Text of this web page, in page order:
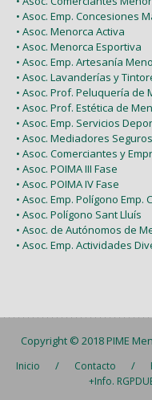
• Asoc. Emp. Concesiones
• Asoc. Menorca Activa
• Asoc. Menorca Esportiva
• Asoc. Emp. Artesanía
• Asoc. Lavanderías y
• Asoc. Prof. Peluquería de
• Asoc. Prof. Estética de
• Asoc. Emp. Servicios
• Asoc. Mediadores
• Asoc. Comerciantes y
• Asoc. POIMA III Fase
• Asoc. POIMA IV Fase
• Asoc. Emp. Polígono Emp.
• Asoc. Polígono Sant Lluís
• Asoc. de Autónomos de
• Asoc. Emp. Actividades
Copyright © 2018PIME
Inicio / Contacto /
+Info.